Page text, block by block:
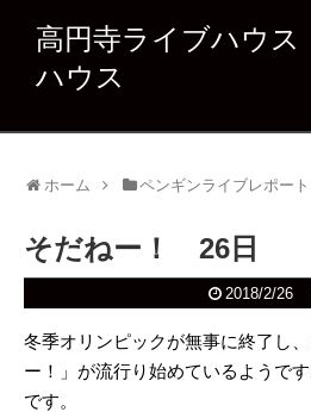
高円寺ライブハウ
ハウス
ホーム ペンギンライブレポート
そだねー！ 26日
2018/2/26
冬季オリンピックが無事に終了し
ー！」が流行り始めているようで
です。